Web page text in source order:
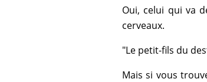
Oui, celui qui va
cerveaux.
"Le petit-fils du
Mais si vous